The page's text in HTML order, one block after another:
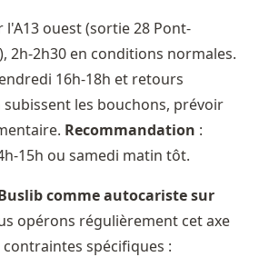
l'A13 ouest (sortie 28 Pont-
2h-2h30 en conditions normales.
16h-18h et retours
subissent les bouchons, prévoir
Recommandation :
15h ou samedi matin tôt.
comme autocariste sur
opérons régulièrement cet axe
spécifiques :